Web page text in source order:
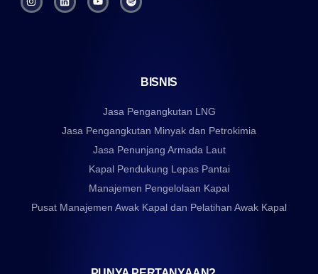
BISNIS
Jasa Pengangkutan LNG
Jasa Pengangkutan Minyak dan Petrokimia
Jasa Penunjang Armada Laut
Kapal Pendukung Lepas Pantai
Manajemen Pengelolaan Kapal
Pusat Manajemen Awak Kapal dan Pelatihan Awak Kapal